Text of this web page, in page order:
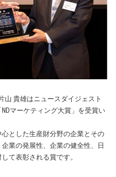
山 貴雄はニュースダイジェスト
マーケティング大賞」を受賞い
とした生産財分野の企業とその
業の発展性、企業の健全性、日
て表彰される賞です。